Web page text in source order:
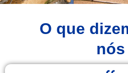
O que
nós